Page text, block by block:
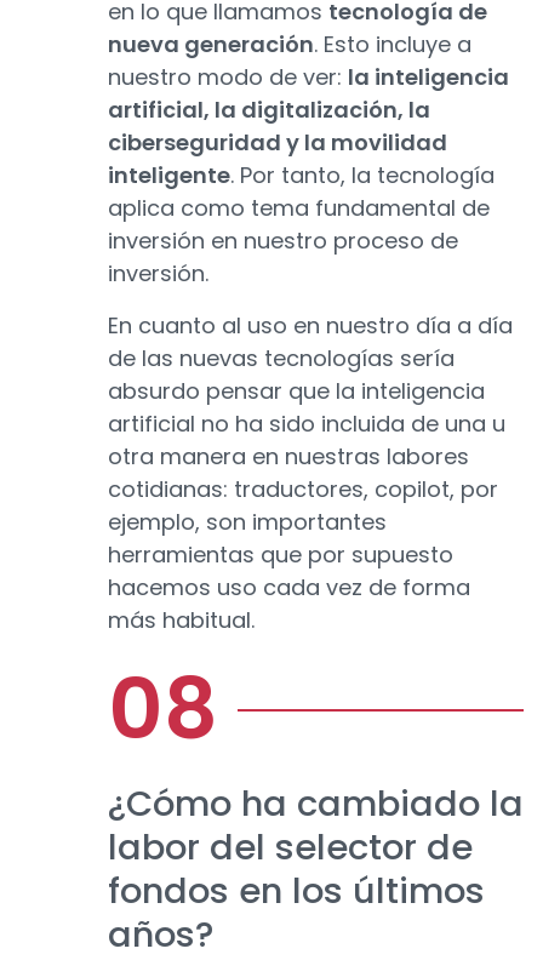
en lo que llamamos tecnología de
nueva generación. Esto incluye a
nuestro modo de ver: la inteligencia
artificial, la digitalización, la
ciberseguridad y la movilidad
inteligente. Por tanto, la tecnología
aplica como tema fundamental de
inversión en nuestro proceso de
inversión.
En cuanto al uso en nuestro día a día
de las nuevas tecnologías sería
absurdo pensar que la inteligencia
artificial no ha sido incluida de una u
otra manera en nuestras labores
cotidianas: traductores, copilot, por
ejemplo, son importantes
herramientas que por supuesto
hacemos uso cada vez de forma
más habitual.
¿Cómo ha cambiado la
labor del selector de
fondos en los últimos
años?